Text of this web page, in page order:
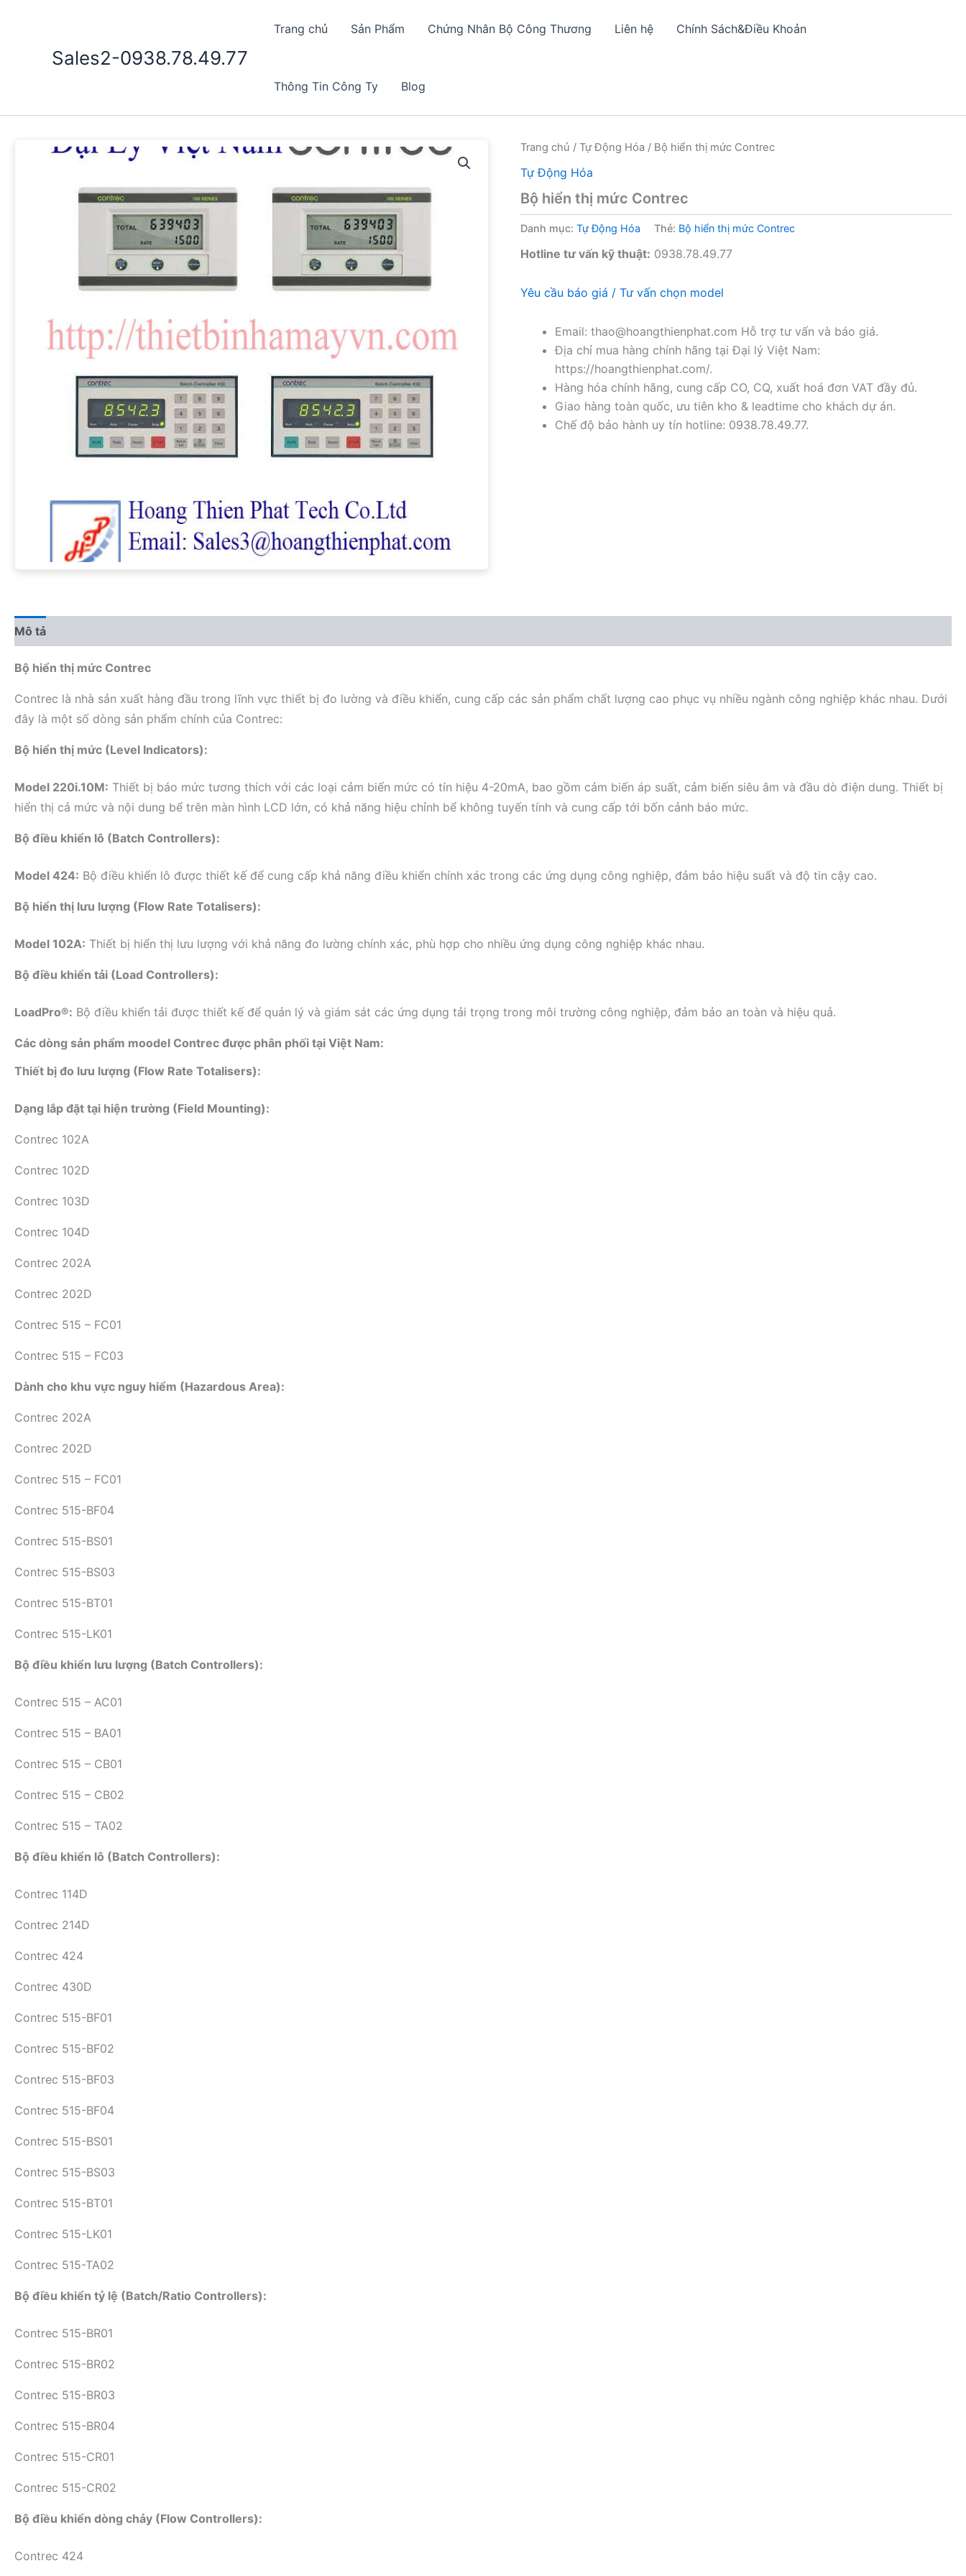
Sales2-0938.78.49.77
Trang chủ Sản Phẩm Chứng Nhân Bộ Công Thương Liên hệ Chính Sách&Điều Khoản
Thông Tin Công Ty Blog
Trang chủ /Tự Động Hóa / Bộ hiển thị mức Contrec
Tự Động Hóa
Bộ hiển thị mức Contrec
Danh mục:Tự Động Hóa Thẻ: Bộ hiển thị mức Contrec
Hotline tư vấn kỹ thuật: 0938.78.49.77
Yêu cầu báo giá / Tư vấn chọn model
Email: thao@hoangthienphat.com Hỗ trợ tư vấn và báo giá.
Địa chỉ mua hàng chính hãng tại Đại lý Việt Nam:
https://hoangthienphat.com/.
Hàng hóa chính hãng, cung cấp CO, CQ, xuất hoá đơn VAT đầy đủ.
Giao hàng toàn quốc, ưu tiên kho & leadtime cho khách dự án.
Chế độ bảo hành uy tín hotline: 0938.78.49.77.
Mô tả
Bộ hiển thị mức Contrec
Contrec là nhà sản xuất hàng đầu trong lĩnh vực thiết bị đo lường và điều khiển, cung cấp các sản phẩm chất lượng cao phục vụ nhiều ngành công nghiệp khác nhau. Dưới
đây là một số dòng sản phẩm chính của Contrec:
Bộ hiển thị mức (Level Indicators):
Model 220i.10M: Thiết bị báo mức tương thích với các loại cảm biến mức có tín hiệu 4-20mA, bao gồm cảm biến áp suất, cảm biến siêu âm và đầu dò điện dung. Thiết bị
hiển thị cả mức và nội dung bể trên màn hình LCD lớn, có khả năng hiệu chỉnh bể không tuyến tính và cung cấp tới bốn cảnh báo mức.
Bộ điều khiển lô (Batch Controllers):
Model 424: Bộ điều khiển lô được thiết kế để cung cấp khả năng điều khiển chính xác trong các ứng dụng công nghiệp, đảm bảo hiệu suất và độ tin cậy cao.
Bộ hiển thị lưu lượng (Flow Rate Totalisers):
Model 102A: Thiết bị hiển thị lưu lượng với khả năng đo lường chính xác, phù hợp cho nhiều ứng dụng công nghiệp khác nhau.
Bộ điều khiển tải (Load Controllers):
LoadPro®: Bộ điều khiển tải được thiết kế để quản lý và giám sát các ứng dụng tải trọng trong môi trường công nghiệp, đảm bảo an toàn và hiệu quả.
Các dòng sản phẩm moodel Contrec được phân phối tại Việt Nam:
Thiết bị đo lưu lượng (Flow Rate Totalisers):
Dạng lắp đặt tại hiện trường (Field Mounting):
Contrec 102A
Contrec 102D
Contrec 103D
Contrec 104D
Contrec 202A
Contrec 202D
Contrec 515 – FC01
Contrec 515 – FC03
Dành cho khu vực nguy hiểm (Hazardous Area):
Contrec 202A
Contrec 202D
Contrec 515 – FC01
Contrec 515-BF04
Contrec 515-BS01
Contrec 515-BS03
Contrec 515-BT01
Contrec 515-LK01
Bộ điều khiển lưu lượng (Batch Controllers):
Contrec 515 – AC01
Contrec 515 – BA01
Contrec 515 – CB01
Contrec 515 – CB02
Contrec 515 – TA02
Bộ điều khiển lô (Batch Controllers):
Contrec 114D
Contrec 214D
Contrec 424
Contrec 430D
Contrec 515-BF01
Contrec 515-BF02
Contrec 515-BF03
Contrec 515-BF04
Contrec 515-BS01
Contrec 515-BS03
Contrec 515-BT01
Contrec 515-LK01
Contrec 515-TA02
Bộ điều khiển tỷ lệ (Batch/Ratio Controllers):
Contrec 515-BR01
Contrec 515-BR02
Contrec 515-BR03
Contrec 515-BR04
Contrec 515-CR01
Contrec 515-CR02
Bộ điều khiển dòng chảy (Flow Controllers):
Contrec 424